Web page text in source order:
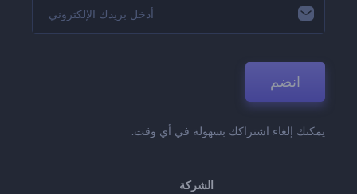
انضم
يمكنك إلغاء اشتراكك بسهولة في أي وقت.
الشركة